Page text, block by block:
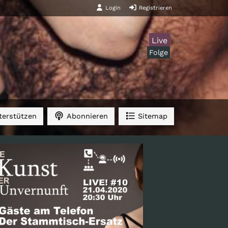
Login Registrieren
Live
Folge
Abonnieren Sitemap